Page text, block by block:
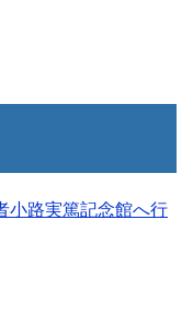
小路実篤記念館へ行